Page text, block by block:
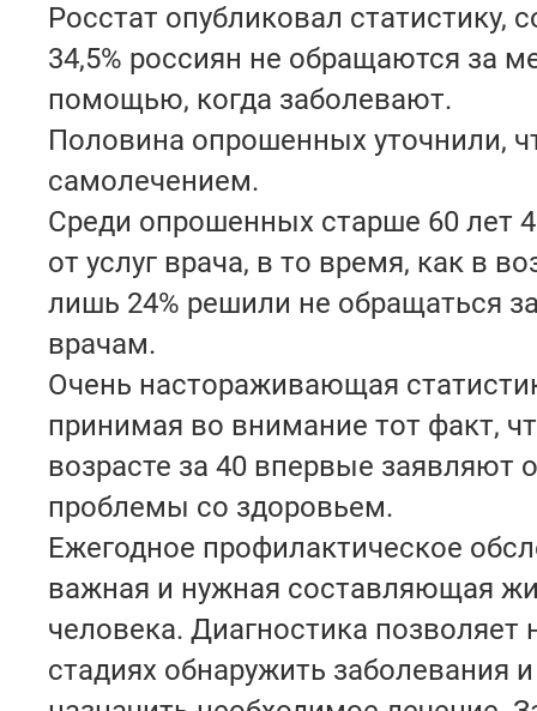
Росстат опубликовал статистику,
34,5% россиян не обращаются за
помощью, когда заболевают.
Половина опрошенных уточнили,
самолечением.
Среди опрошенных старше 60 лет
от услуг врача, в то время, как в
лишь 24% решили не обращаться
врачам.
Очень настораживающая
принимая во внимание тот факт,
возрасте за 40 впервые заявляют
проблемы со здоровьем.
Ежегодное профилактическое
важная и нужная составляющая
человека. Диагностика позволяет
стадиях обнаружить заболевания